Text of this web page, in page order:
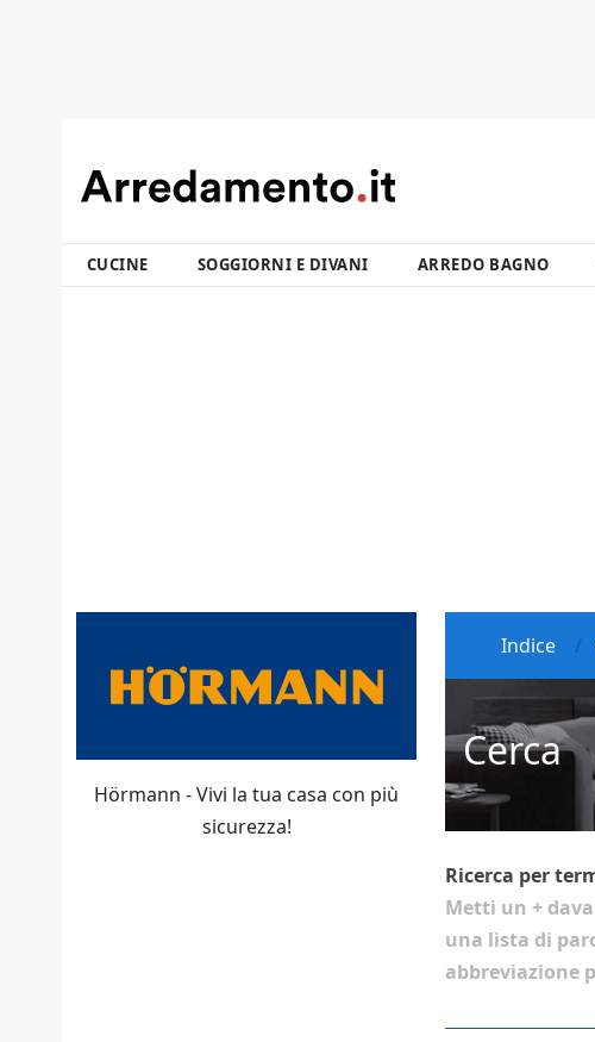
CUCINE SOGGIORNI E DIVANI ARREDO BAGNO
Indice
Cerca
Ricerca per
Metti un +
una lista di
abbreviazione
Hörmann - Vivi la tua casa con più
sicurezza!